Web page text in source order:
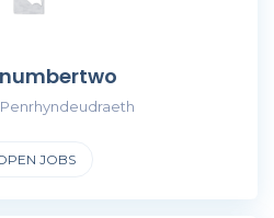
Penrhyndeudraeth
JOBS